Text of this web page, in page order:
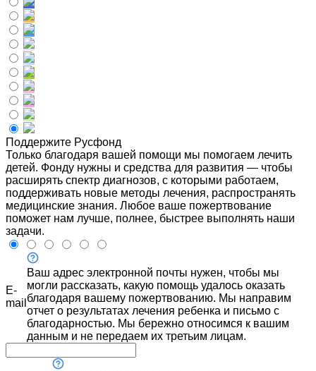
Поддержите Русфонд
Только благодаря вашей помощи мы помогаем лечить
детей. Фонду нужны и средства для развития — чтобы
расширять спектр диагнозов, с которыми работаем,
поддерживать новые методы лечения, распространять
медицинские знания. Любое ваше пожертвование
поможет нам лучше, полнее, быстрее выполнять наши
задачи.
E-
mail
Ваш адрес электронной почты нужен, чтобы мы
могли рассказать, какую помощь удалось оказать
благодаря вашему пожертвованию. Мы направим
отчет о результатах лечения ребенка и письмо с
благодарностью. Мы бережно относимся к вашим
данным и не передаем их третьим лицам.